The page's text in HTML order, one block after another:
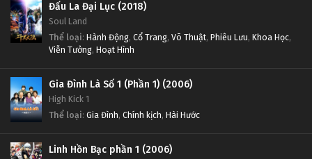
Đấu La Đại Lục (2018)
Soul Land
Thể loại: Hành Động, Cổ Trang, Võ Thuật, Phiêu Lưu, Khoa Học,
Viễn Tưởng, Hoạt Hình
Gia Đình Là Số 1 (Phần 1) (2006)
High Kick 1
Thể loại: Gia Đình, Chính kịch, Hài Hước
Linh Hồn Bạc phần 1 (2006)